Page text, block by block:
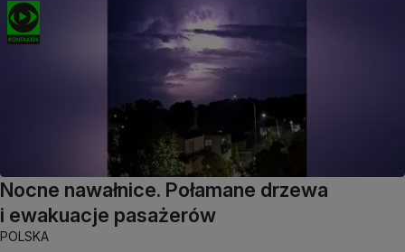
Nocne nawałnice. Połamane drzewa
i ewakuacje pasażerów
POLSKA